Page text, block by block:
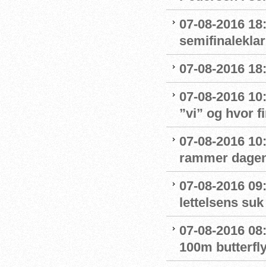
07-08-2016
07-08-2016
07-08-2016
”vi” og hvor
07-08-2016
rammer
07-08-2016
lettelsens
07-08-2016
100m